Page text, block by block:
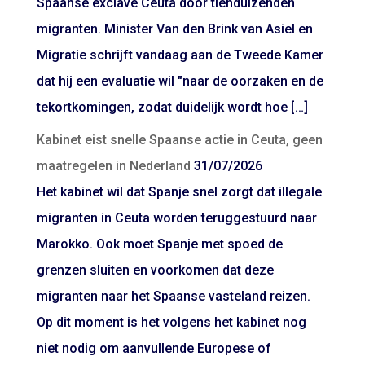
migranten. Minister Van den Brink van Asiel en
Migratie schrijft vandaag aan de Tweede Kamer
dat hij een evaluatie wil "naar de oorzaken en de
tekortkomingen, zodat duidelijk wordt hoe […]
Kabinet eist snelle Spaanse actie in Ceuta, geen
maatregelen in Nederland 31/07/2026
Het kabinet wil dat Spanje snel zorgt dat illegale
migranten in Ceuta worden teruggestuurd naar
Marokko. Ook moet Spanje met spoed de
grenzen sluiten en voorkomen dat deze
migranten naar het Spaanse vasteland reizen.
Op dit moment is het volgens het kabinet nog
niet nodig om aanvullende Europese of